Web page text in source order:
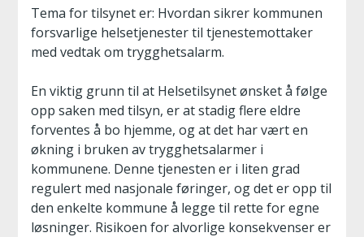
Tema for tilsynet er: Hvordan sikrer kommunen
forsvarlige helsetjenester til tjenestemottaker
med vedtak om trygghetsalarm.
En viktig grunn til at Helsetilsynet ønsket å følge
opp saken med tilsyn, er at stadig flere eldre
forventes å bo hjemme, og at det har vært en
økning i bruken av trygghetsalarmer i
kommunene. Denne tjenesten er i liten grad
regulert med nasjonale føringer, og det er opp til
den enkelte kommune å legge til rette for egne
løsninger. Risikoen for alvorlige konsekvenser er